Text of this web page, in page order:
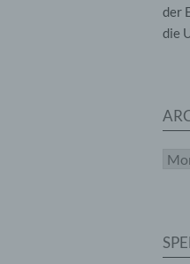
der
die
Person beziehen,
bezüglich Arbeitsleistung,